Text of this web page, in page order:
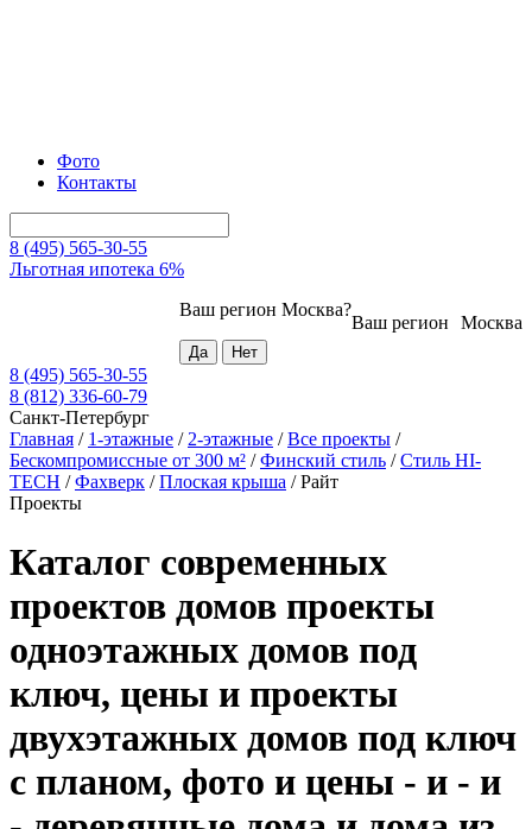
Фото
Контакты
8 (495) 565-30-55
Льготная ипотека 6%
Москва
Ваш регион
Ваш регион Москва?
8 (495) 565-30-55
8 (812) 336-60-79
Санкт-Петербург
Главная / 1-этажные / 2-этажные /Все проекты /
Бескомпромиссные от 300 м² /Финский стиль /Стиль HI-
TECH /Фахверк /Плоская крыша /Райт
Проекты
Каталог современных
проектов домов проекты
одноэтажных домов под
ключ, цены и проекты
двухэтажных домов под ключ
с планом, фото и цены - и - и